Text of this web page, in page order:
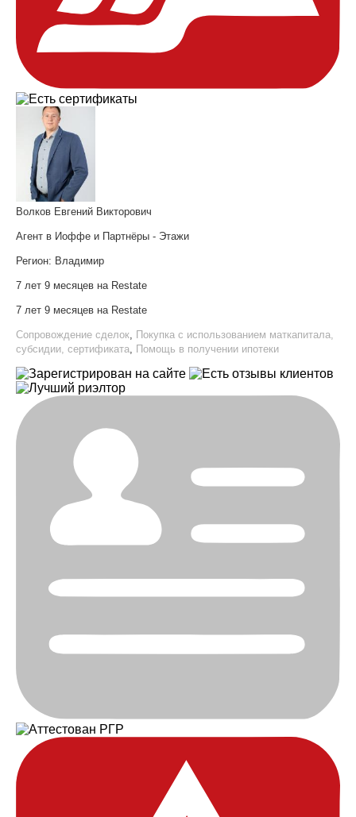
Волков Евгений Викторович
Агент в Иоффе и Партнёры - Этажи
Регион: Владимир
7 лет 9 месяцев на Restate
7 лет 9 месяцев на Restate
Сопровождение сделок, Покупка с использованием маткапитала,
субсидии, сертификата, Помощь в получении ипотеки